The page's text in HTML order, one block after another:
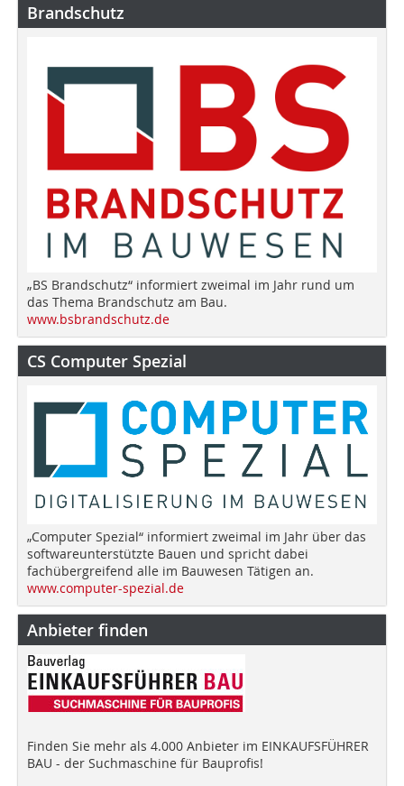
Brandschutz
„BS Brandschutz“ informiert zweimal im Jahr rund um
das Thema Brandschutz am Bau.
www.bsbrandschutz.de
CS Computer Spezial
„Computer Spezial“ informiert zweimal im Jahr über das
softwareunterstützte Bauen und spricht dabei
fachübergreifend alle im Bauwesen Tätigen an.
www.computer-spezial.de
Anbieter finden
Finden Sie mehr als 4.000 Anbieter im EINKAUFSFÜHRER
BAU - der Suchmaschine für Bauprofis!